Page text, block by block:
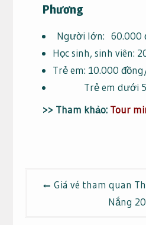
Phương
Người lớn: 60.000
Học sinh, sinh viên:
Trẻ em: 10.000
Trẻ em dưới
>> Tham khảo: Tour
Giá vé tham quan
Nắng